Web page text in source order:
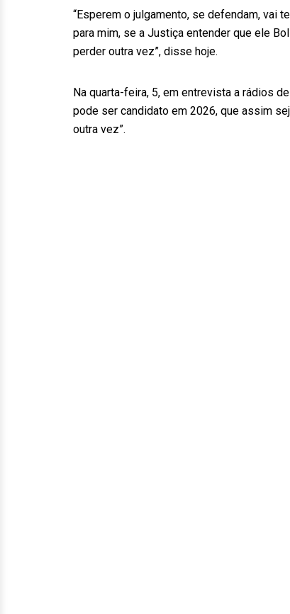
“Esperem o julgamento, se defendam, vai
para mim, se a Justiça entender que ele
perder outra vez”, disse hoje.
Na quarta-feira, 5, em entrevista a rádios
pode ser candidato em 2026, que assim
outra vez”.